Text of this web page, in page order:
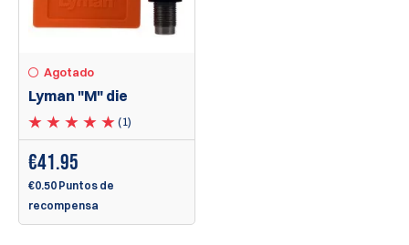
Agotado
Lyman "M" die
(1)
€41.95
€0.50 Puntos de
recompensa